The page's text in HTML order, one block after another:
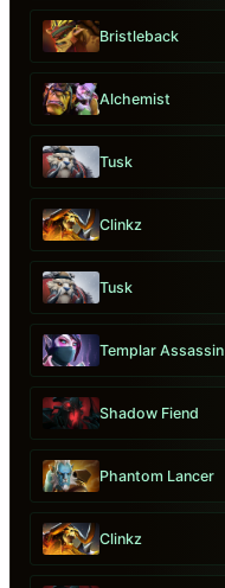
Bristleback
Alchemist
Tusk
Clinkz
Tusk
Templar Assassin
Shadow Fiend
Phantom Lancer
Clinkz